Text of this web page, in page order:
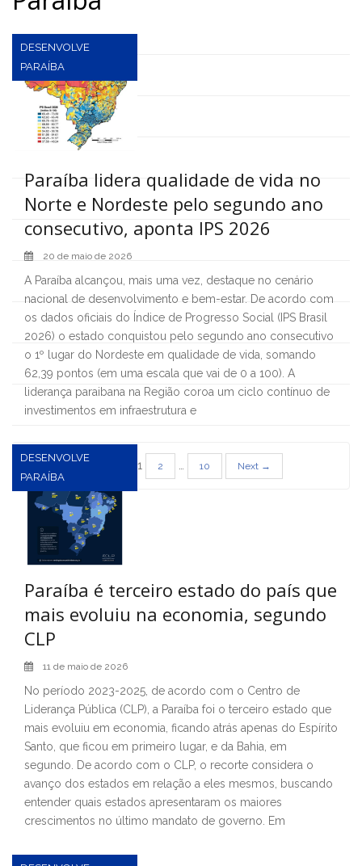
DESENVOLVE
PARAÍBA
Paraíba lidera qualidade de vida no
Norte e Nordeste pelo segundo ano
consecutivo, aponta IPS 2026
20 de maio de 2026
A Paraíba alcançou, mais uma vez, destaque no cenário
nacional de desenvolvimento e bem-estar. De acordo com
os dados oficiais do Índice de Progresso Social (IPS Brasil
2026) o estado conquistou pelo segundo ano consecutivo
o 1º lugar do Nordeste em qualidade de vida, somando
62,39 pontos (em uma escala que vai de 0 a 100). A
liderança paraibana na Região coroa um ciclo contínuo de
investimentos em infraestrutura e
DESENVOLVE
PARAÍBA
Paraíba é terceiro estado do país que
mais evoluiu na economia, segundo
CLP
11 de maio de 2026
No período 2023-2025, de acordo com o Centro de
Liderança Pública (CLP), a Paraíba foi o terceiro estado que
mais evoluiu em economia, ficando atrás apenas do Espírito
Santo, que ficou em primeiro lugar, e da Bahia, em
segundo. De acordo com o CLP, o recorte considera o
avanço dos estados em relação a eles mesmos, buscando
entender quais estados apresentaram os maiores
crescimentos no último mandato de governo. Em
Paginação
de
posts
1 2 … 10 Next →